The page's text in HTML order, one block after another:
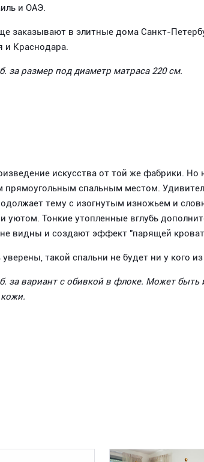
и ОАЭ.
заказывают в элитные дома Санкт-
и Краснодара.
за размер под диаметр матраса 220 см.
искусства от той же фабрики. Но
прямоугольным спальным местом.
тему с изогнутым изножьем и
уютом. Тонкие утопленные вглубь
не видны и создают эффект "парящей
такой спальни не будет ни у кого
за вариант с обивкой в флоке. Может быть